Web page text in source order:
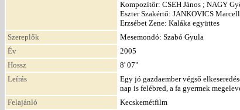
Kompozitőr: CSEH János ; NAGY
Eszter Szakértő: JANKOVICS
Erzsébet Zene: Kaláka együttes
Szereplők
Mesemondó: Szabó Gyula
Év
2005
Hossz
8' 07"
Leírás
Egy jó gazdaember végső
nap is felébred, a fa gyermek
Felajánló
Kecskemétfilm